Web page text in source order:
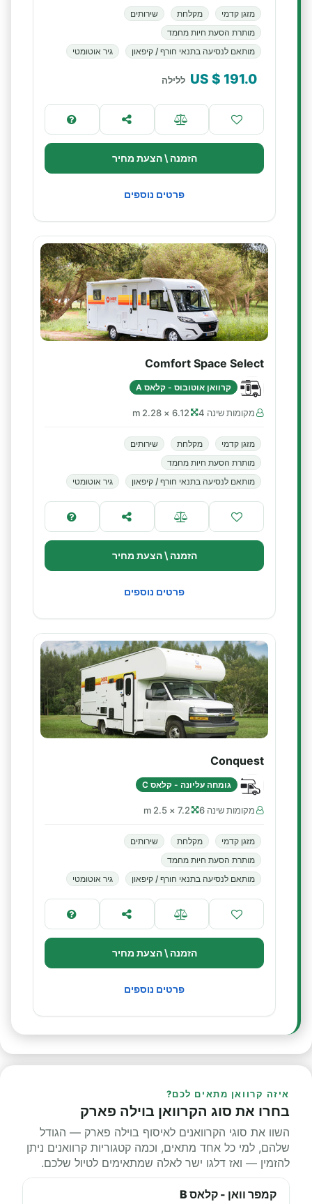
מזגן קדמי מקלחת
שירותים
מותרת הסעת חיות מחמד
מותאם לנסיעה בתנאי חורף / קיפאון
גיר אוטומטי
191.0
$ US ללילה
הזמנה \ הצעת מחיר
פרטים נוספים
Comfort Space Select
קרוואן אוטובוס - קלאס A
מקומות שינה 4 6.12 × 2.28 m
מזגן קדמי מקלחת
שירותים
מותרת הסעת חיות מחמד
מותאם לנסיעה בתנאי חורף / קיפאון
גיר אוטומטי
הזמנה \ הצעת מחיר
פרטים נוספים
Conquest
גומחה עליונה - קלאס C
מקומות שינה 6 7.2 × 2.5 m
מזגן קדמי מקלחת
שירותים
מותרת הסעת חיות מחמד
מותאם לנסיעה בתנאי חורף / קיפאון
גיר אוטומטי
הזמנה \ הצעת מחיר
פרטים נוספים
איזה קרוואן מתאים לכם?
בחרו את סוג הקרוואן בוילה פארק
השוו את סוגי הקרוואנים לאיסוף בוילה פארק — הגודל
שלהם, למי כל אחד מתאים, וכמה קטגוריות קרוואנים ניתן
להזמין — ואז דלגו ישר לאלה שמתאימים לטיול שלכם.
קמפר וואן - קלאס B